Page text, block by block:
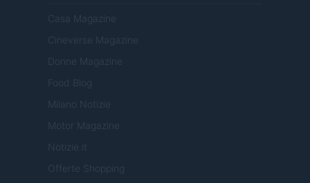
Casa Magazine
Cineverse Magazine
Donne Magazine
Food Blog
Milano Notizie
Motor Magazine
Notizie.it
Offerte Shopping